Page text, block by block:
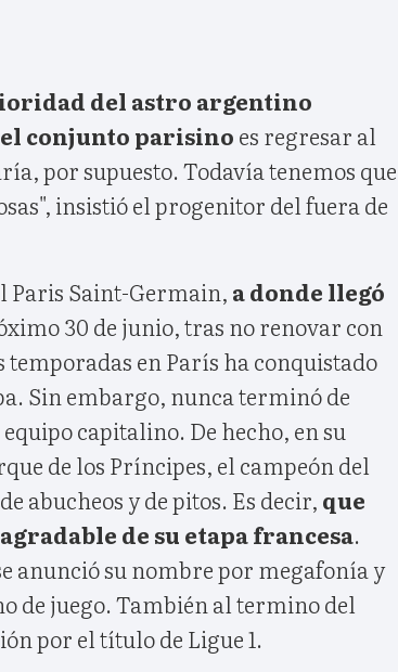
del astro argentino
conjunto parisinoes regresar al
por supuesto. Todavía tenemos que
insistió el progenitor del fuera de
Paris Saint-Germain, a donde llegó
30 de junio, tras no renovar con
temporadas en París ha conquistado
Sin embargo, nunca terminó de
capitalino. De hecho, en su
de los Príncipes, el campeón del
abucheos y de pitos. Es decir, que
de su etapa francesa.
anunció su nombre por megafonía y
de juego. También al termino del
por el título de Ligue 1.